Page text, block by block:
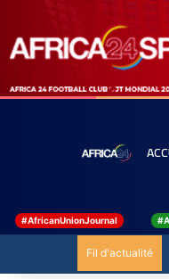
#AfricanUnionJournal
Fil d'actualité